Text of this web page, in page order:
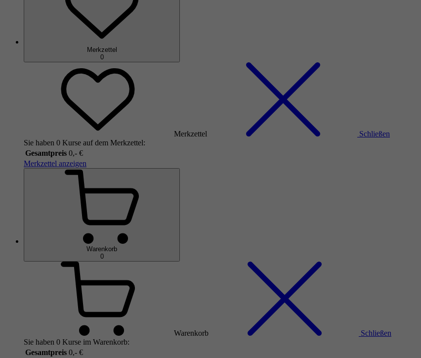
Merkzettel
0
Merkzettel
Schließen
Sie haben 0 Kurse auf dem Merkzettel:
Gesamtpreis 0,- €
Merkzettel anzeigen
Warenkorb
0
Warenkorb
Schließen
Sie haben 0 Kurse im Warenkorb:
Gesamtpreis 0,- €